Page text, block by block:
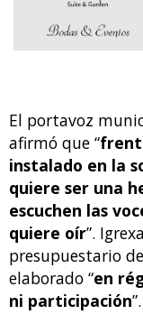
El portavoz
afirmó que “
instalado en la
quiere ser una
escuchen las
quiere oír”.
presupuestario
elaborado “en
ni participación”.